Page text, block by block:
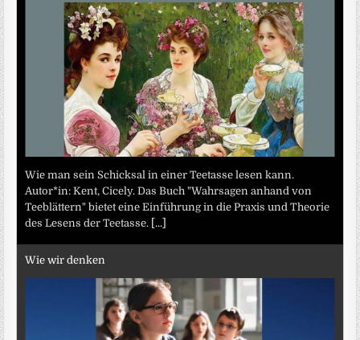
Wie man sein Schicksal in einer Teetasse lesen kann.
Autor*in: Kent, Cicely. Das Buch "Wahrsagen anhand von
Teeblättern" bietet eine Einführung in die Praxis und Theorie
des Lesens der Teetasse. [...]
Wie wir denken